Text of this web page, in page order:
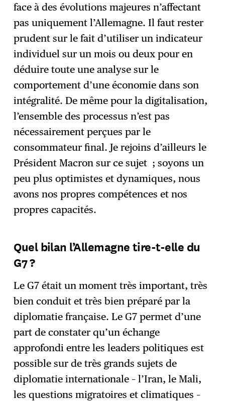
face à des évolutions majeures n’affectant
pas uniquement l’Allemagne. Il faut rester
prudent sur le fait d’utiliser un indicateur
individuel sur un mois ou deux pour en
déduire toute une analyse sur le
comportement d’une économie dans son
intégralité. De même pour la digitalisation,
l’ensemble des processus n’est pas
nécessairement perçues par le
consommateur final. Je rejoins d’ailleurs le
Président Macron sur ce sujet ; soyons un
peu plus optimistes et dynamiques, nous
avons nos propres compétences et nos
propres capacités.
Quel bilan l’Allemagne tire-t-elle du
G7 ?
Le G7 était un moment très important, très
bien conduit et très bien préparé par la
diplomatie française. Le G7 permet d’une
part de constater qu’un échange
approfondi entre les leaders politiques est
possible sur de très grands sujets de
diplomatie internationale – l’Iran, le Mali,
les questions migratoires et climatiques –